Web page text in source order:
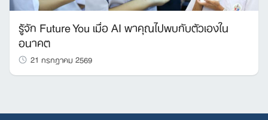
รู้จัก Future You เมื่อ AI พาคุณไปพบกับตัวเองใน
อนาคต
21 กรกฎาคม 2569